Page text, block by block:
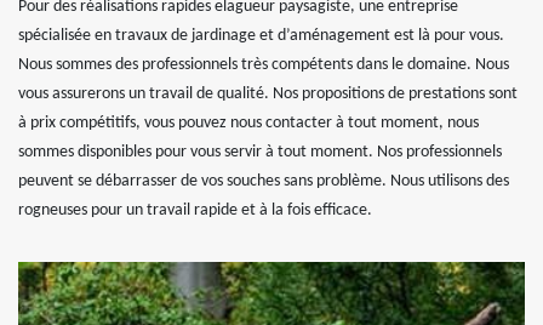
Pour des réalisations rapides elagueur paysagiste, une entreprise
spécialisée en travaux de jardinage et d’aménagement est là pour vous.
Nous sommes des professionnels très compétents dans le domaine. Nous
vous assurerons un travail de qualité. Nos propositions de prestations sont
à prix compétitifs, vous pouvez nous contacter à tout moment, nous
sommes disponibles pour vous servir à tout moment. Nos professionnels
peuvent se débarrasser de vos souches sans problème. Nous utilisons des
rogneuses pour un travail rapide et à la fois efficace.